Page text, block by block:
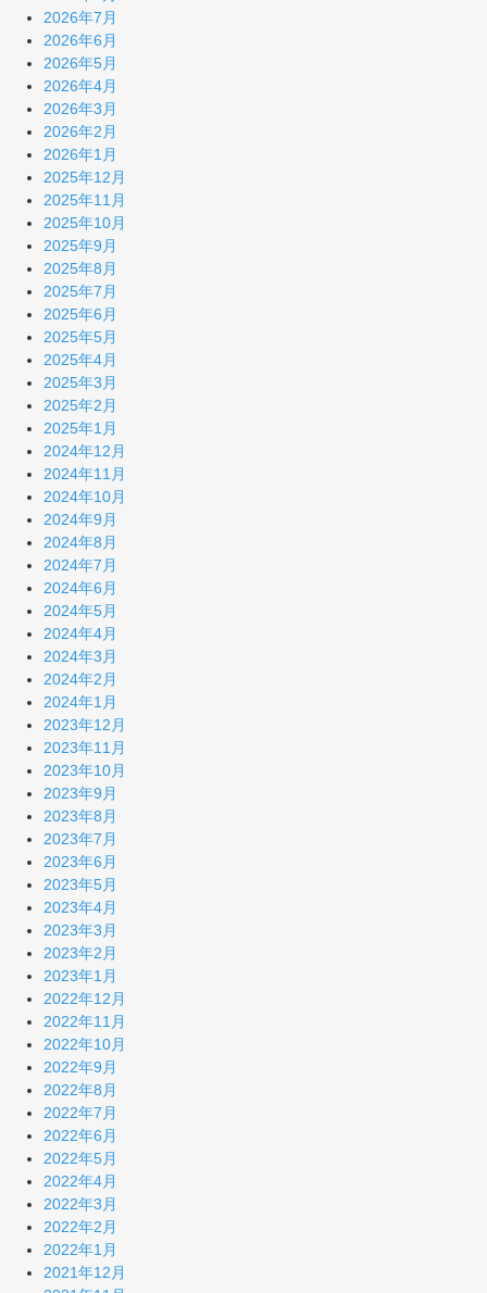
2026年7月
2026年6月
2026年5月
2026年4月
2026年3月
2026年2月
2026年1月
2025年12月
2025年11月
2025年10月
2025年9月
2025年8月
2025年7月
2025年6月
2025年5月
2025年4月
2025年3月
2025年2月
2025年1月
2024年12月
2024年11月
2024年10月
2024年9月
2024年8月
2024年7月
2024年6月
2024年5月
2024年4月
2024年3月
2024年2月
2024年1月
2023年12月
2023年11月
2023年10月
2023年9月
2023年8月
2023年7月
2023年6月
2023年5月
2023年4月
2023年3月
2023年2月
2023年1月
2022年12月
2022年11月
2022年10月
2022年9月
2022年8月
2022年7月
2022年6月
2022年5月
2022年4月
2022年3月
2022年2月
2022年1月
2021年12月